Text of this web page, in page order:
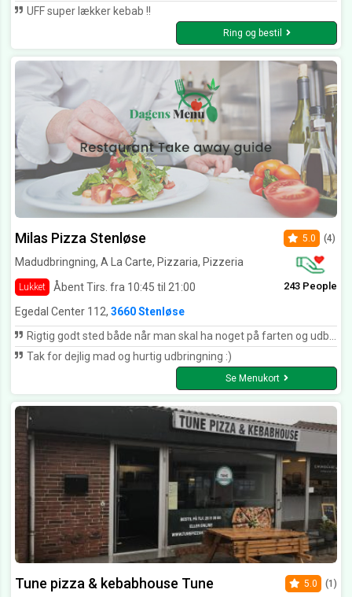
UFF super lækker kebab !!
Ring og bestil
Milas Pizza Stenløse
Madudbringning, A La Carte, Pizzaria, Pizzeria
Lukket Åbent Tirs. fra 10:45 til 21:00
5.0 (4)
243 People
Egedal Center 112, 3660 Stenløse
Rigtig godt sted både når man skal ha noget på farten og udbringning
Tak for dejlig mad og hurtig udbringning :)
Se Menukort
Tune pizza & kebabhouse Tune 5.0 (1)